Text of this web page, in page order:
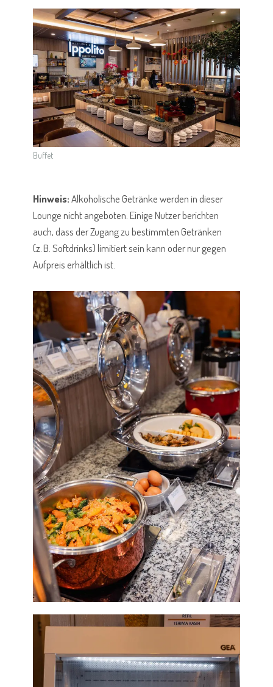
Buffet
Hinweis:Alkoholische Getränke werden in dieser
Lounge nicht angeboten. Einige Nutzer berichten
auch, dass der Zugang zu bestimmten Getränken
(z. B. Softdrinks) limitiert sein kann oder nur gegen
Aufpreis erhältlich ist.